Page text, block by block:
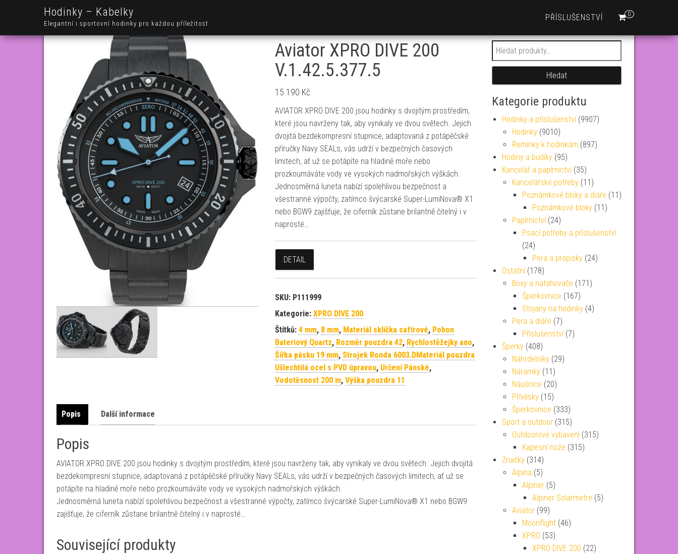
Hodinky – Kabelky
Elegantní i sportovní hodinky pro každou příležitost
0
PŘÍSLUŠENSTVÍ
Aviator XPRO DIVE 200
V.1.42.5.377.5
15 190 Kč
AVIATOR XPRO DIVE 200 jsou hodinky s dvojitým prostředím,
které jsou navrženy tak, aby vynikaly ve dvou světech. Jejich
dvojitá bezdekompresní stupnice, adaptovaná z potápěčské
příručky Navy SEALs, vás udrží v bezpečných časových
limitech, ať už se potápíte na hladině moře nebo
prozkoumáváte vody ve vysokých nadmořských výškách.
Jednosměrná luneta nabízí spolehlivou bezpečnost a
všestranné výpočty, zatímco švýcarské Super-LumiNova® X1
nebo BGW9 zajišťuje, že ciferník zůstane brilantně čitelný i v
naprosté…
DETAIL
SKU: P111999
Kategorie: XPRO DIVE 200
Štítků: 4 mm, 8 mm, Materiál sklíčka safírové, Pohon
Bateriový Quartz, Rozměr pouzdra 42, Rychlostěžejky ano,
Šířka pásku 19 mm, Strojek Ronda 6003.DMateriál pouzdra
Ušlechtilá ocel s PVD úpravou, Určení Pánské,
Vodotěsnost 200 m, Výška pouzdra 11
Popis Další informace
Popis
AVIATOR XPRO DIVE 200 jsou hodinky s dvojitým prostředím, které jsou navrženy tak, aby vynikaly ve dvou světech. Jejich dvojitá
bezdekompresní stupnice, adaptovaná z potápěčské příručky Navy SEALs, vás udrží v bezpečných časových limitech, ať už se
potápíte na hladině moře nebo prozkoumáváte vody ve vysokých nadmořských výškách.
Jednosměrná luneta nabízí spolehlivou bezpečnost a všestranné výpočty, zatímco švýcarské Super-LumiNova® X1 nebo BGW9
zajišťuje, že ciferník zůstane brilantně čitelný i v naprosté…
Související produkty
Hledat:
Hledat
Kategorie produktu
Hodinky a příslušenství (9907)
Hodinky (9010)
Řemínky k hodinkám (897)
Hodiny a budíky (95)
Kancelář a papírnictví (35)
Kancelářské potřeby (11)
Poznámkové bloky a diáře (11)
Poznámkové bloky (11)
Papírnictví (24)
Psací potřeby a příslušenství
(24)
Pera a propisky (24)
Ostatní (178)
Boxy a natahovače (171)
Šperkovnice (167)
Stojany na hodinky (4)
Pera a diáře (7)
Příslušenství (7)
Šperky (408)
Náhrdelníky (29)
Náramky (11)
Náušnice (20)
Přívěsky (15)
Šperkovnice (333)
Sport a outdoor (315)
Outdoorové vybavení (315)
Kapesní nože (315)
Značky (314)
Alpina (5)
Alpiner (5)
Alpiner Solarmetre (5)
Aviator (99)
Moonflight (46)
XPRO (53)
XPRO DIVE 200 (22)